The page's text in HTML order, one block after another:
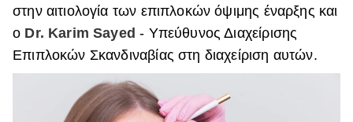
στην αιτιολογία των επιπλοκών όψιμης έναρξης και
ο Dr. Karim Sayed- Υπεύθυνος Διαχείρισης
Επιπλοκών Σκανδιναβίας στη διαχείριση αυτών.